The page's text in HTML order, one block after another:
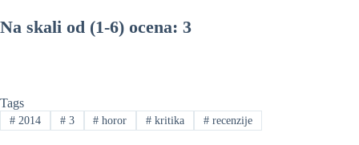
Na skali od (1-6) ocena: 3
Tags
#2014 #3 # horor # kritika # recenzije